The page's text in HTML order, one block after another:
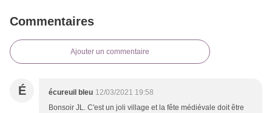
Commentaires
Ajouter un commentaire
É écureuil bleu 12/03/2021 19:58
Bonsoir JL. C'est un joli village et la fête médiévale doit être